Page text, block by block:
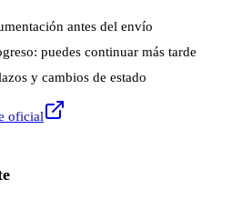
antes del envío
puedes continuar más tarde
y cambios de estado
oficial